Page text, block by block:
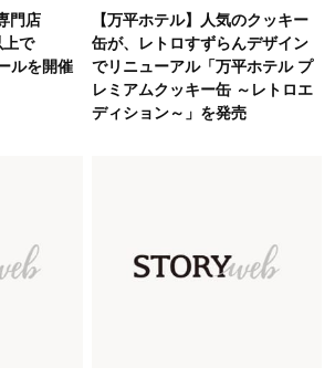
2026.8.5
ャレ40代の【ワンピ＆オールインワン】最
こなし3選。地味見え回避のコツは「バッグ
2026.7.9
イリストが本気で推す！40代がほどよく華
門店
上で
ルを開催
【万平ホテル】人気のクッキー
缶が、レトロすずらんデザイン
でリニューアル「万平ホテル プ
レミアムクッキー缶 ～レトロエ
ディション～」を発売